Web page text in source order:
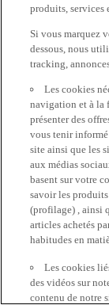
produits, services
Si vous marquez
dessous, nous
tracking,
Les cookies
navigation et à la
présenter des
vous tenir informé
site ainsi que les
aux médias
basent sur votre
savoir les
(profilage) , ainsi
articles achetés
habitudes en
Les cookies
des vidéos sur
contenu de notre